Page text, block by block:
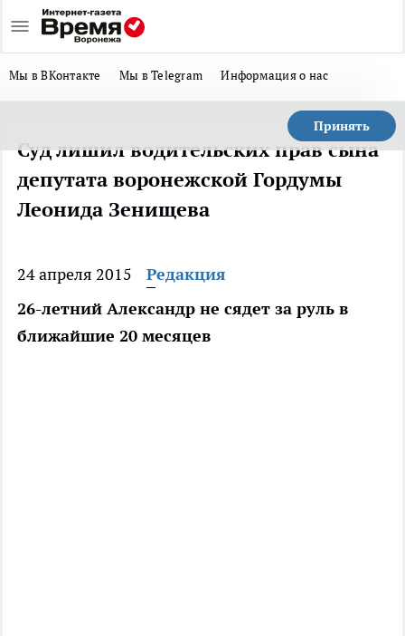
Мы в ВКонтакте Мы в Telegram Информация о нас
Принять
Суд лишил водительских прав сына
депутата воронежской Гордумы
Леонида Зенищева
24 апреля 2015
Редакция
26-летний Александр не сядет за руль в
ближайшие 20 месяцев